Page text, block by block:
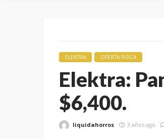
ELEKTRA OFERTA FISICA
Elektra:
$6,400.
liquidahorros 3 años ago